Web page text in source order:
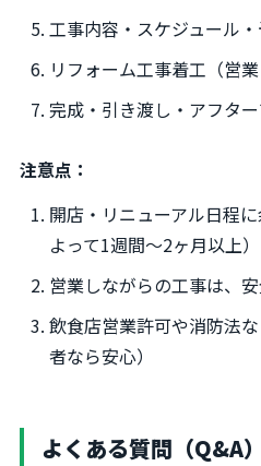
工事内容・スケジュール
リフォーム工事着工（営
完成・引き渡し・アフタ
注意点：
開店・リニューアル日程
よって1週間～2ヶ月以上）
営業しながらの工事は、
飲食店営業許可や消防法
者なら安心）
よくある質問（Q&A